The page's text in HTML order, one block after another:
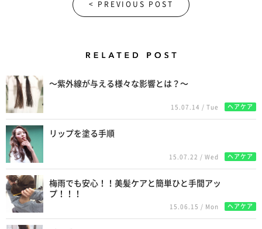
< PREVIOUS POST
〜紫外線が与える様々な影響とは？〜
15.07.14 / Tue ヘアケア
リップを塗る手順
15.07.22 / Wed ヘアケア
梅雨でも安心！！美髪ケアと簡単ひと手間アッ
プ！！！
15.06.15 / Mon ヘアケア